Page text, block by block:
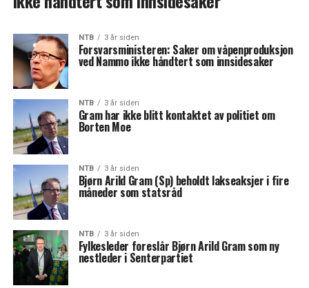
NTB 3 år siden
Forsvarsministeren: Saker om våpenproduksjon
ved Nammo ikke håndtert som innsidesaker
NTB 3 år siden
Gram har ikke blitt kontaktet av politiet om
Borten Moe
NTB 3 år siden
Bjørn Arild Gram (Sp) beholdt lakseaksjer i fire
måneder som statsråd
NTB 3 år siden
Fylkesleder foreslår Bjørn Arild Gram som ny
nestleder i Senterpartiet